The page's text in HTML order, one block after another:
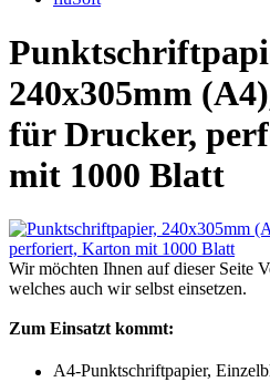
240x305mm
für Drucker,
mit 1000 Blatt
Wir möchten Ihnen auf dieser Seite
welches auch wir selbst einsetzen.
Zum Einsatzt kommt:
A4-Punktschriftpapier,